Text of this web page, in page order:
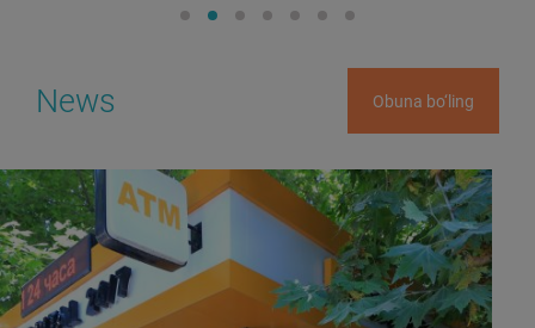
News Obuna bo‘ling